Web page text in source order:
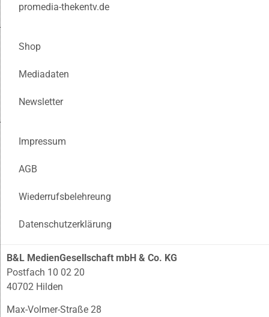
promedia-thekentv.de
Shop
Mediadaten
Newsletter
Impressum
AGB
Wiederrufsbelehreung
Datenschutzerklärung
B&L MedienGesellschaft mbH & Co. KG
Postfach 10 02 20
40702 Hilden
Max-Volmer-Straße 28